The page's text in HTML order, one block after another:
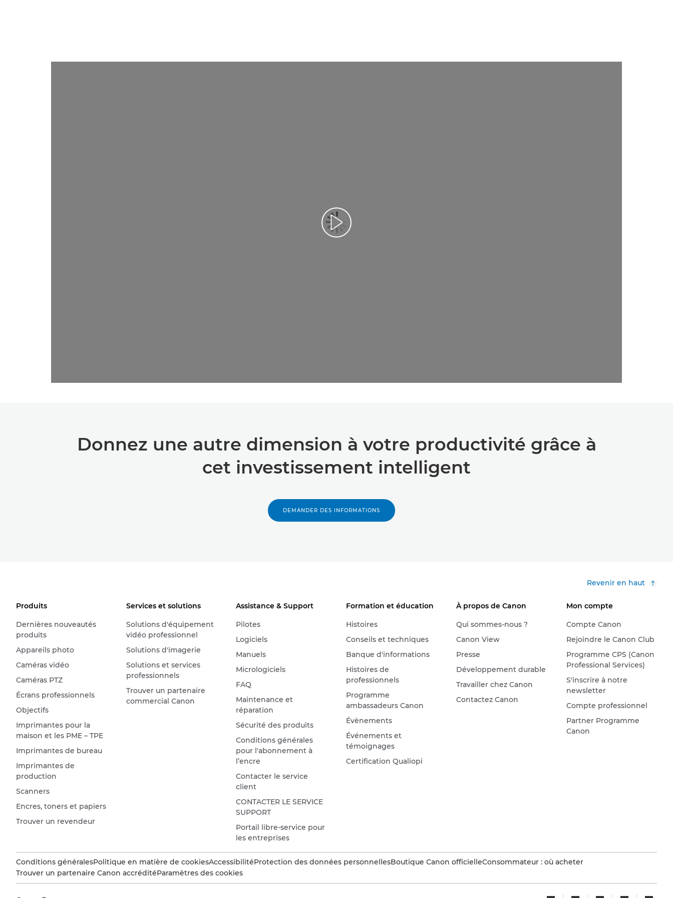
Lancer la vidéo
Donnez une autre dimension à votre productivité grâce à
cet investissement intelligent
DEMANDER DES INFORMATIONS
Revenir en haut
Produits
Dernières nouveautés
produits
Appareils photo
Caméras vidéo
Caméras PTZ
Écrans professionnels
Objectifs
Imprimantes pour la
maison et les PME – TPE
Imprimantes de bureau
Imprimantes de
production
Scanners
Encres, toners et papiers
Trouver un revendeur
Services et solutions
Solutions d'équipement
vidéo professionnel
Solutions d'imagerie
Solutions et services
professionnels
Trouver un partenaire
commercial Canon
Assistance & Support
Pilotes
Logiciels
Manuels
Micrologiciels
FAQ
Maintenance et
réparation
Sécurité des produits
Conditions générales
pour l'abonnement à
l’encre
Contacter le service
client
CONTACTER LE SERVICE
SUPPORT
Portail libre-service pour
les entreprises
Formation et éducation
Histoires
Conseils et techniques
Banque d'informations
Histoires de
professionnels
Programme
ambassadeurs Canon
Évènements
Événements et
témoignages
Certification Qualiopi
À propos de Canon
Qui sommes-nous ?
Canon View
Presse
Développement durable
Travailler chez Canon
Contactez Canon
Mon compte
Compte Canon
Rejoindre le Canon Club
Programme CPS (Canon
Professional Services)
S'inscrire à notre
newsletter
Compte professionnel
Partner Programme
Canon
Conditions généralesPolitique en matière de cookiesAccessibilitéProtection des données personnellesBoutique Canon officielleConsommateur : où acheter
Trouver un partenaire Canon accréditéParamètres des cookies